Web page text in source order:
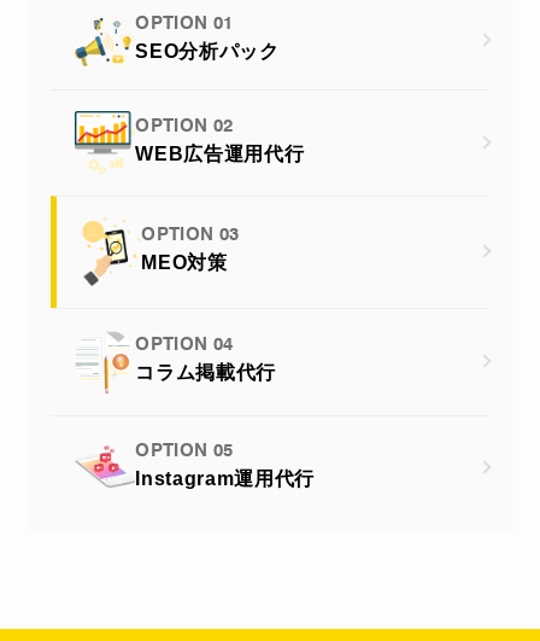
OPTION 01
SEO分析パック
OPTION 02
WEB広告運用代行
OPTION 03
MEO対策
OPTION 04
コラム掲載代行
OPTION 05
Instagram運用代行